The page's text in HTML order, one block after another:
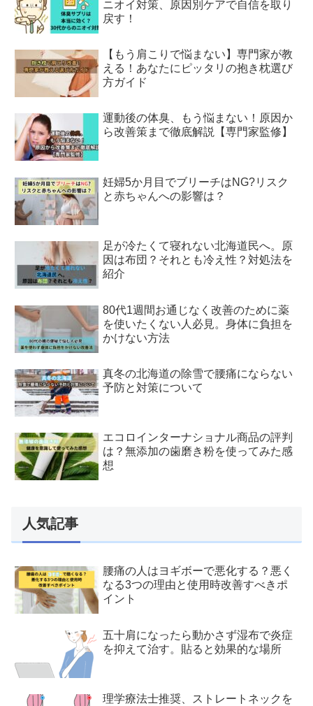
ニオイ対策、原因別ケアで自信を取り
戻す！
【もう肩こりで悩まない】専門家が教
える！あなたにピッタリの抱き枕選び
方ガイド
運動後の体臭、もう悩まない！原因か
ら改善策まで徹底解説【専門家監修】
妊婦5か月目でブリーチはNG?リスク
と赤ちゃんへの影響は？
足が冷たくて寝れない北海道民へ。原
因は布団？それとも冷え性？対処法を
紹介
80代1週間お通じなく改善のために薬
を使いたくない人必見。身体に負担を
かけない方法
真冬の北海道の除雪で腰痛にならない
予防と対策について
エコロインターナショナル商品の評判
は？無添加の歯磨き粉を使ってみた感
想
人気記事
腰痛の人はヨギボーで悪化する？悪く
なる3つの理由と使用時改善すべきポ
イント
五十肩になったら動かさず湿布で炎症
を抑えて治す。貼ると効果的な場所
理学療法士推奨、ストレートネックを